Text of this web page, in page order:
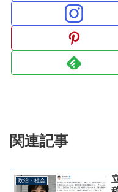
関連記事
政治・社会